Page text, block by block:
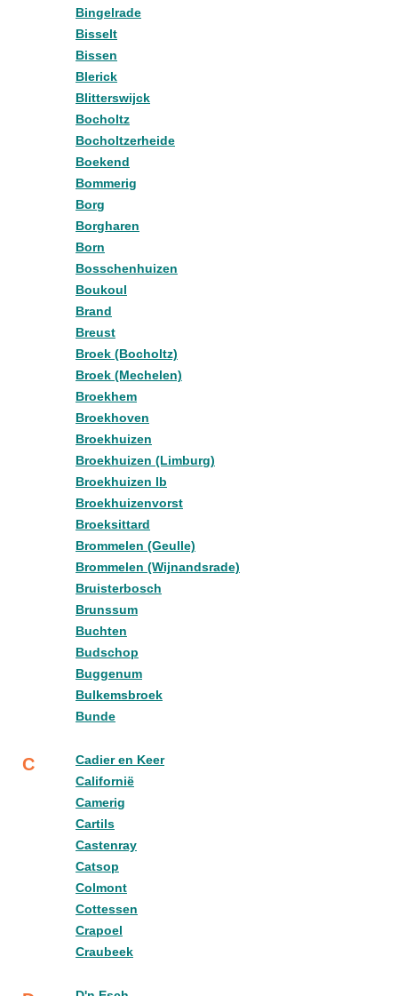
Bingelrade
Bisselt
Bissen
Blerick
Blitterswijck
Bocholtz
Bocholtzerheide
Boekend
Bommerig
Borg
Borgharen
Born
Bosschenhuizen
Boukoul
Brand
Breust
Broek (Bocholtz)
Broek (Mechelen)
Broekhem
Broekhoven
Broekhuizen
Broekhuizen (Limburg)
Broekhuizen lb
Broekhuizenvorst
Broeksittard
Brommelen (Geulle)
Brommelen (Wijnandsrade)
Bruisterbosch
Brunssum
Buchten
Budschop
Buggenum
Bulkemsbroek
Bunde
C
Cadier en Keer
Californië
Camerig
Cartils
Castenray
Catsop
Colmont
Cottessen
Crapoel
Craubeek